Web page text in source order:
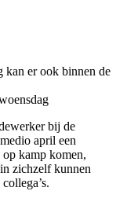
kan er ook binnen de
bij de
april een
kamp komen,
zichzelf kunnen